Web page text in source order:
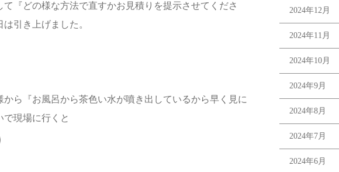
て『どの様な方法で直すかお見積りを提示させてくださ
引き上げました。
ら『お風呂から茶色い水が噴き出しているから早く見に
現場に行くと
2024年12月
2024年11月
2024年10月
2024年9月
2024年8月
2024年7月
2024年6月